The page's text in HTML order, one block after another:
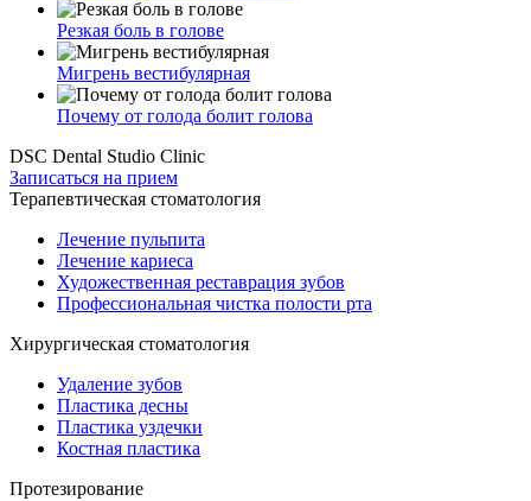
Резкая боль в голове
Мигрень вестибулярная
Почему от голода болит голова
DSC Dental Studio Clinic
Записаться на прием
Терапевтическая стоматология
Лечение пульпита
Лечение кариеса
Художественная реставрация зубов
Профессиональная чистка полости рта
Хирургическая стоматология
Удаление зубов
Пластика десны
Пластика уздечки
Костная пластика
Протезирование